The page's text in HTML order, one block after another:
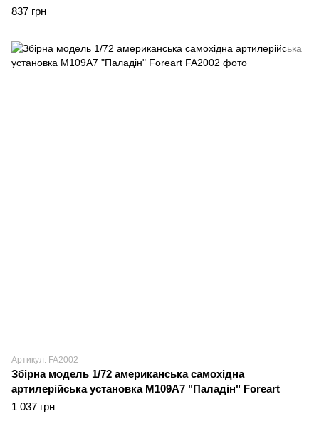
837 грн
Артикул: FA2002
Збірна модель 1/72 американська самохідна
артилерійська установка M109A7 "Паладін" Foreart
1 037 грн